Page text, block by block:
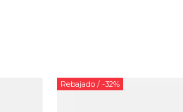
Rebajado / -32%